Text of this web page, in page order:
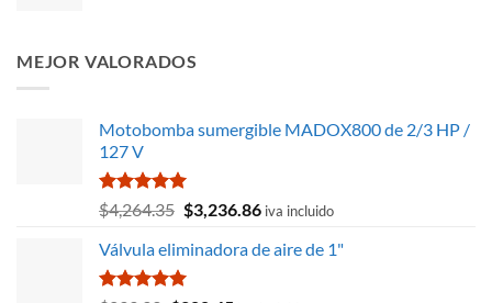
era:
MEJOR VALORADOS
Motobomba sumergible MADOX800 de 2/3 HP /
127 V
Valorado
con
de 5
$4,264.35 El
original
era:
$3,236.86El
actual
iva incluido
Válvula eliminadora de aire de 1"